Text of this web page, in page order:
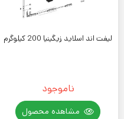
لیفت اند اسلاید زیگینیا 200 کیلوگرم
ناموجود
مشاهده محصول